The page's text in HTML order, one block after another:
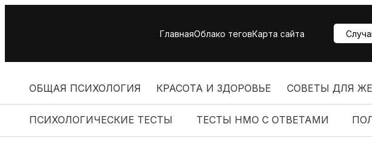
ГлавнаяОблако теговКарта сайта
ОБЩАЯ ПСИХОЛОГИЯ КРАСОТА И ЗДОРОВЬЕ СОВЕТЫ ДЛЯ
ПСИХОЛОГИЧЕСКИЕ ТЕСТЫ ТЕСТЫ НМО С ОТВЕТАМИ